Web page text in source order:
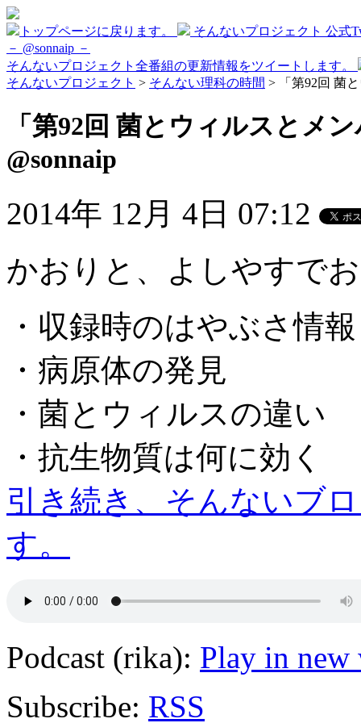
トップページに戻ります。
そんないプロジェクト 公式
－ @sonnaip －
そんないプロジェクト全番組の更新情報をツイートします。
そんないプロジェクト > そんない理科の時間 > 「第92回 菌
「第92回 菌とウィルスとメ
@sonnaip
2014年 12月 4日 07:12
かおりと、よしやすで
・収録時のはやぶさ情報
・病原体の発見
・菌とウィルスの違い
・抗生物質は何に効く
引き続き、そんないブ
す。
Podcast (rika): Play in
Subscribe: RSS